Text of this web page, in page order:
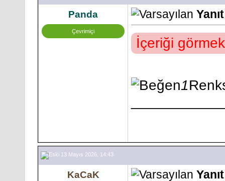
Panda
Çevrimiçi
İçeriği
1
13 Mayıs 2026, 14:43
KaCaK